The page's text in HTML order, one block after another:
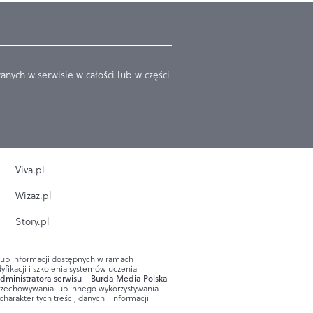
w serwisie w całości lub w części
Viva.pl
Wizaz.pl
Story.pl
informacji dostępnych w ramach
i szkolenia systemów uczenia
serwisu – Burda Media Polska
lub innego wykorzystywania
tych treści, danych i informacji.